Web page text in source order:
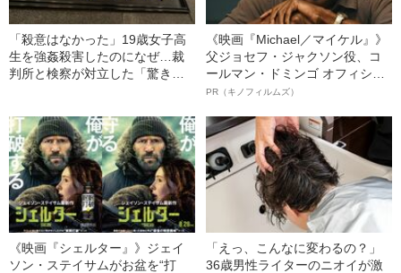
「殺意はなかった」19歳女子高
生を強姦殺害したのになぜ…裁
判所と検察が対立した「驚きの
《映画『Michael／マイケル』》
父ジョセフ・ジャクソン役、コ
ールマン・ドミンゴ オフィシャ
ルインタビュー“観客を魅了した
語る”《日本興収70億円突破》
PR（キノフィルムズ）
《映画『シェルター』》ジェイ
ソン・ステイサムがお盆を“打
「えっ、こんなに変わるの？」
36歳男性ライターのニオイが激